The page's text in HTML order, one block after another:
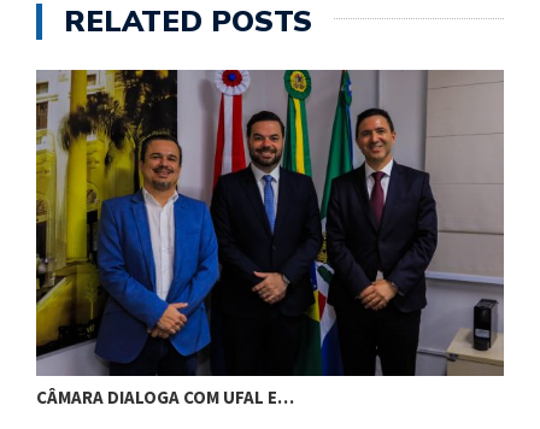
RELATED POSTS
CÂMARA DIALOGA COM UFAL E…